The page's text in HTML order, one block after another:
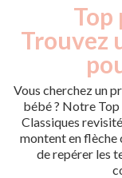
Top
Trouvez
Vous cherchez un
bébé ? Notre Top
Classiques
montent en flèche
de repérer les